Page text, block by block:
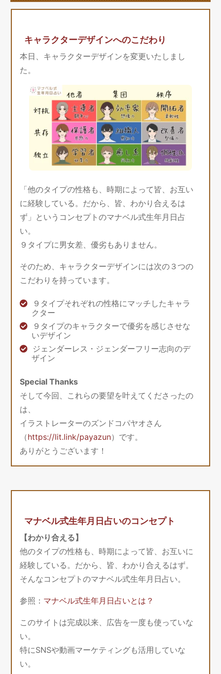
キャラクターデザインへのこだわり
本日、キャラクターデザインを変更いたしまし
た。
「他のタイプの性格も、時期によって皆、お互い
に経験している。だから、皆、わかり合えるは
ず」というコンセプトのマナベル式生年月日占
い。
９タイプに男女差、優劣もありません。
そのため、キャラクターデザインには次の３つの
こだわりを持っています。
９タイプそれぞれの性格にマッチしたキャラ
クター
９タイプのキャラクターで優劣を感じさせな
いデザイン
ジェンダーレス・ジェンダーフリー志向のデ
ザイン
Special Thanks
そして今回、これらの要望を叶えてくださったの
は、
イラストレーターのズンドコパヤオさん
（https://lit.link/payazun）です。
ありがとうございます！
マナベル式生年月日占いのコンセプト
【わかり合える】
他のタイプの性格も、時期によって皆、お互いに
経験している。だから、皆、わかり合えるはず。
そんなコンセプトのマナベル式生年月日占い。
参照： マナベル式生年月日占いとは？
このサイトは完成以来、広告を一度も使っていな
い。
特にSNSや動画マーケティングも活用していな
い。